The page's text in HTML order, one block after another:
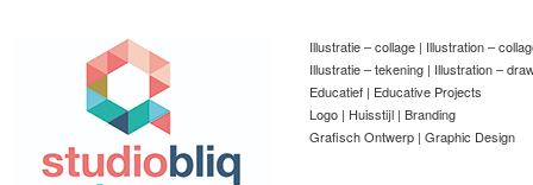
Illustratie – collage | Illustration –
Illustratie – tekening | Illustration –
Educatief | Educative Projects
Logo | Huisstijl | Branding
Grafisch Ontwerp | Graphic Design